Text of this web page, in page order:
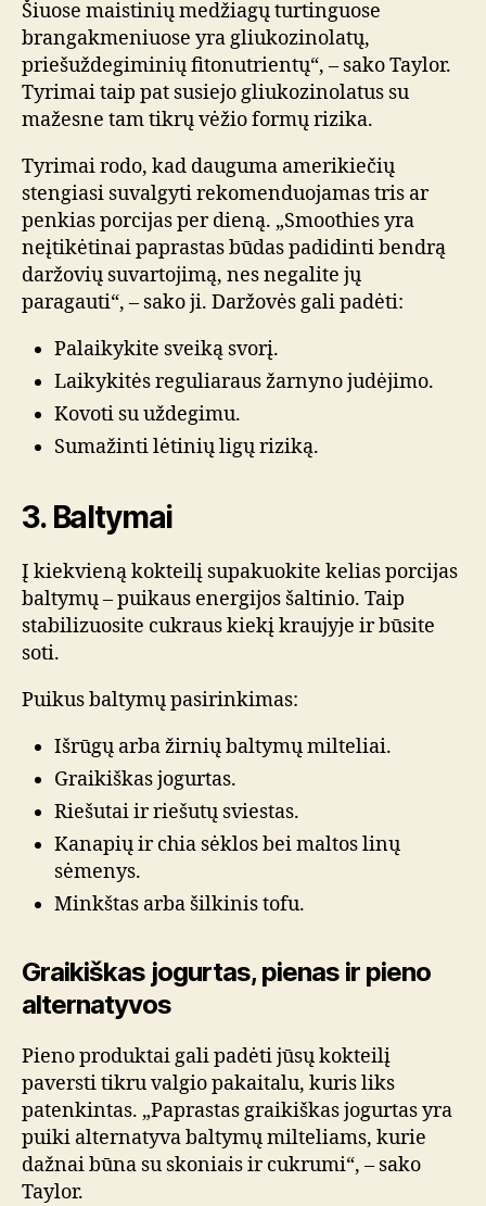
Šiuose maistinių medžiagų turtinguose
brangakmeniuose yra gliukozinolatų,
priešuždegiminių fitonutrientų“, – sako Taylor.
Tyrimai taip pat susiejo gliukozinolatus su
mažesne tam tikrų vėžio formų rizika.
Tyrimai rodo, kad dauguma amerikiečių
stengiasi suvalgyti rekomenduojamas tris ar
penkias porcijas per dieną. „Smoothies yra
neįtikėtinai paprastas būdas padidinti bendrą
daržovių suvartojimą, nes negalite jų
paragauti“, – sako ji. Daržovės gali padėti:
Palaikykite sveiką svorį.
Laikykitės reguliaraus žarnyno judėjimo.
Kovoti su uždegimu.
Sumažinti lėtinių ligų riziką.
3. Baltymai
Į kiekvieną kokteilį supakuokite kelias porcijas
baltymų – puikaus energijos šaltinio. Taip
stabilizuosite cukraus kiekį kraujyje ir būsite
soti.
Puikus baltymų pasirinkimas:
Išrūgų arba žirnių baltymų milteliai.
Graikiškas jogurtas.
Riešutai ir riešutų sviestas.
Kanapių ir chia sėklos bei maltos linų
sėmenys.
Minkštas arba šilkinis tofu.
Graikiškas jogurtas, pienas ir pieno
alternatyvos
Pieno produktai gali padėti jūsų kokteilį
paversti tikru valgio pakaitalu, kuris liks
patenkintas. „Paprastas graikiškas jogurtas yra
puiki alternatyva baltymų milteliams, kurie
dažnai būna su skoniais ir cukrumi“, – sako
Taylor.